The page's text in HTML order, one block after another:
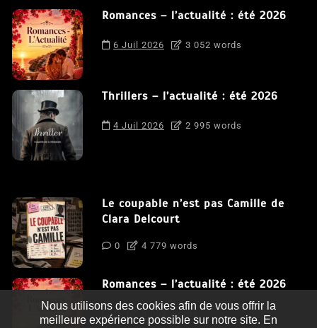
Romances – l’actualité : été 2026
6 Juil 2026 3 052 words
Thrillers – l’actualité : été 2026
4 Juil 2026 2 995 words
Le coupable n’est pas Camille de
Clara Delcourt
0 4 779 words
Romances – l’actualité : été 2026
0 3 052 words
Nous utilisons des cookies afin de vous offrir la
meilleure expérience possible sur notre site. En